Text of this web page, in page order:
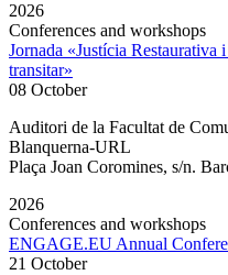
2026
Conferences and workshops
Jornada «Justícia
transitar»
08 October
Auditori de la Facultat de
Blanquerna-URL
Plaça Joan Coromines, s/n.
2026
Conferences and workshops
ENGAGE.EU Annual
21 October